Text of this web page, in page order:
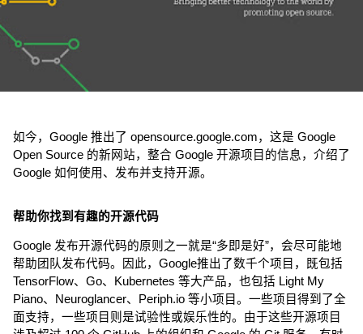
如今，Google 推出了 opensource.google.com，这是 Google
Open Source 的新网站，整合 Google 开源项目的信息，介绍了
Google 如何使用、发布并支持开源。
帮助你找到有趣的开源代码
Google 发布开源代码的原则之一就是“多即是好”，会尽可能地
帮助团队发布代码。因此，Google推出了数千个项目，既包括
TensorFlow、Go、Kubernetes 等大产品，也包括 Light My
Piano、Neuroglancer、Periph.io 等小项目。一些项目得到了全
面支持，一些项目则是试验性或娱乐性的。由于这些开源项目